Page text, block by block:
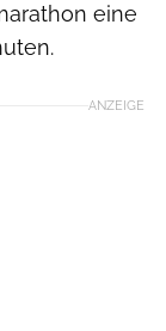
eine
ANZEIGE